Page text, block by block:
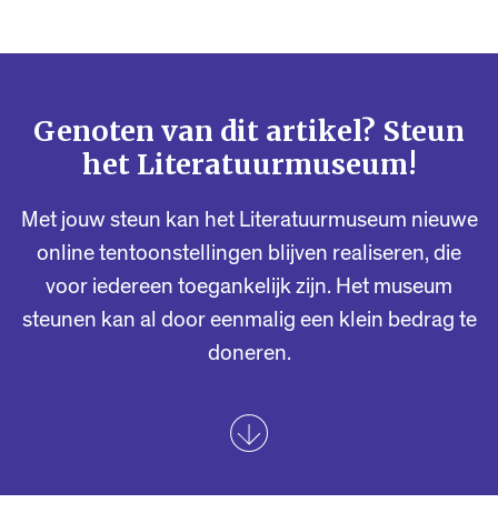
Genoten van dit artikel? Steun
het Literatuurmuseum!
Met jouw steun kan het Literatuurmuseum nieuwe
online tentoonstellingen blijven realiseren, die
voor iedereen toegankelijk zijn. Het museum
steunen kan al door eenmalig een klein bedrag te
doneren.